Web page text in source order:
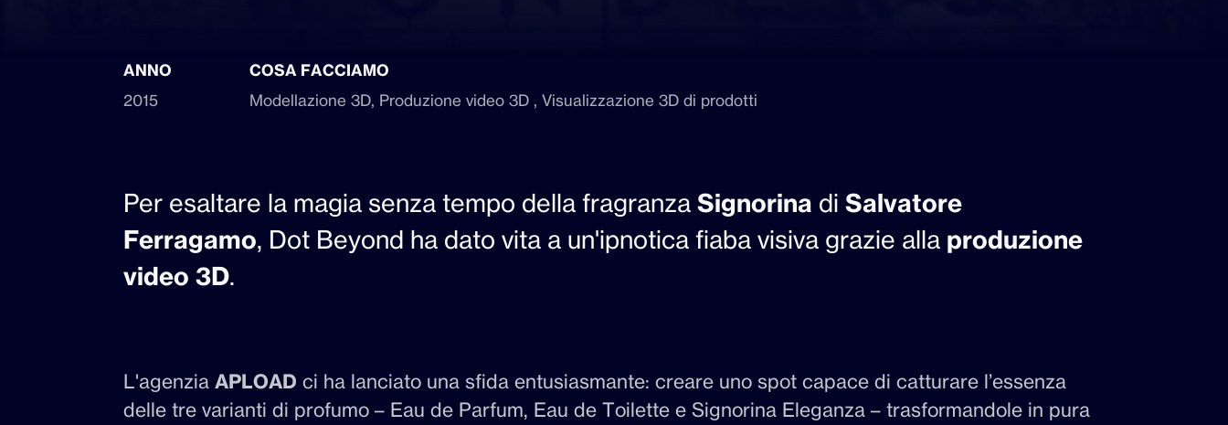
ANNO
2015
COSA FACCIAMO
Modellazione 3D, Produzione video 3D , Visualizzazione 3D di prodotti
Per esaltare la magia senza tempo della fragranza Signorina di Salvatore
Ferragamo, Dot Beyond ha dato vita a un'ipnotica fiaba visiva grazie alla produzione
video 3D.
L'agenzia APLOAD ci ha lanciato una sfida entusiasmante: creare uno spot capace di catturare l’essenza
delle tre varianti di profumo – Eau de Parfum, Eau de Toilette e Signorina Eleganza – trasformandole in pura